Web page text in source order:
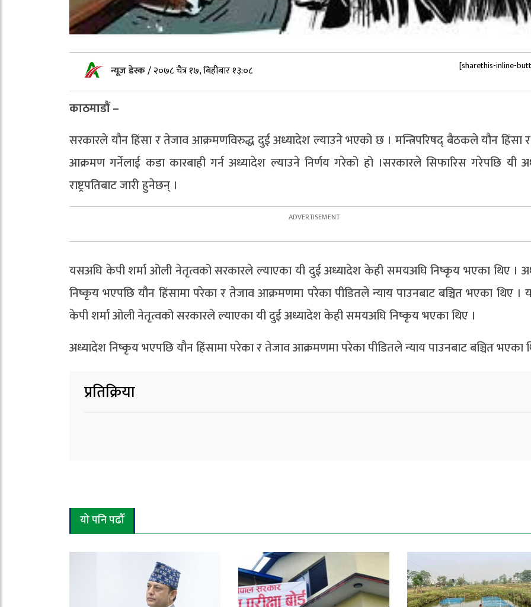
न्यूज डेस्क/२०७८ चैत्र १७, बिहीबार १३:०८ [sharethis-inline-
काठमाडौं –
सरकारले यौन हिंसा र तेजाव आक्रमणविरुद्ध दुई अध्यादेश ल्याउने भएको छ । मन्त्रिपरिषद् बैठकले यौन हिंसा
आक्रमण गर्नेलाई कडा कारबाही गर्न अध्यादेश ल्याउने निर्णय गरेको हो ।सरकारले सिफारिस गरेपछि यी
राष्ट्रपतिबाट जारी हुनेछन् ।
यसअघि केपी शर्मा ओली नेतृत्वको सरकारले ल्याएका यी दुई अध्यादेश केही समयअघि निष्कृय भएका थिए ।
निष्कृय भएपछि यौन हिंसामा परेका र तेजाव आक्रमणमा परेका पीडितले न्याय पाउनबाट बञ्चित भएका थिए ।
केपी शर्मा ओली नेतृत्वको सरकारले ल्याएका यी दुई अध्यादेश केही समयअघि निष्कृय भएका थिए ।
अध्यादेश निष्कृय भएपछि यौन हिंसामा परेका र तेजाव आक्रमणमा परेका पीडितले न्याय पाउनबाट बञ्चित भएका
प्रतिक्रिया
यो पनि पढौँ